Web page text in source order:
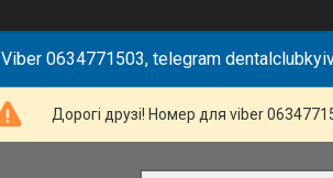
Viber 0634771503, telegram
Дорогі друзі! Номер для viber